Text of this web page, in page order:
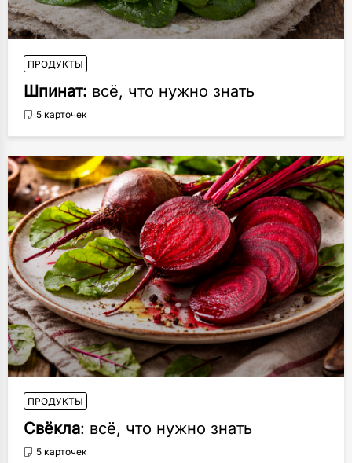
ПРОДУКТЫ
Шпинат: всё, что нужно знать
5 карточек
ПРОДУКТЫ
Свёкла: всё, что нужно знать
5 карточек